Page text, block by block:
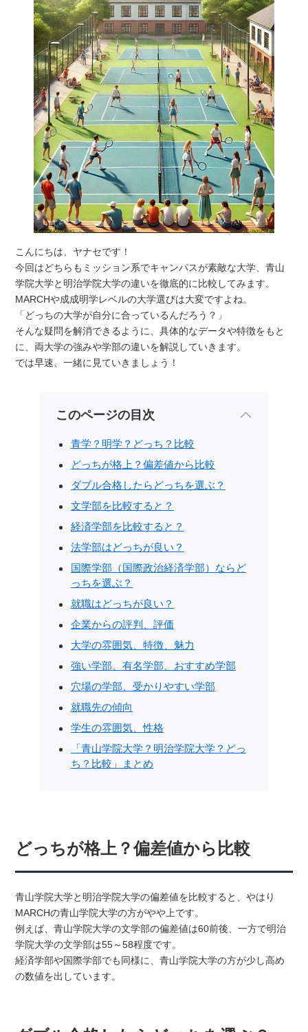
こんにちは、ヤナセです！
今回はどちらもミッション系でキャンパスが素敵な大学、青山
学院大学と明治学院大学の違いを徹底的に比較してみます。
MARCHや成成明学レベルの大学選びは大変ですよね。
「どっちの大学が自分に合っているんだろう？」
そんな疑問を解消できるように、具体的なデータや特徴をもと
に、両大学の強みや学部の違いを解説していきます。
では早速、一緒に見ていきましょう！
このページの目次
青学？明学？どっち？比較
どっちが格上？偏差値から比較
ダブル合格したらどっちを選ぶ？
文学部を比較すると？
経済学部を比較すると？
法学部はどっちが良い？
国際学部（国際政治経済学部）ならど
っちを選ぶ？
就職はどっちが良い？
企業からの評判、評価
大学の雰囲気、特徴、魅力
強い学部、有名学部、おすすめ学部
穴場の学部、受かりやすい学部
就職先の傾向
学生の雰囲気、性格
「青山学院大学？明治学院大学？どっ
ち？比較」まとめ
どっちが格上？偏差値から比較
青山学院大学と明治学院大学の偏差値を比較すると、やはり
MARCHの青山学院大学の方がやや上です。
例えば、青山学院大学の文学部の偏差値は60前後、一方で明治
学院大学の文学部は55～58程度です。
経済学部や国際学部でも同様に、青山学院大学の方が少し高め
の数値を出しています。